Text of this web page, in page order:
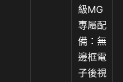
級MG
專屬配
備：無
邊框電
子後視